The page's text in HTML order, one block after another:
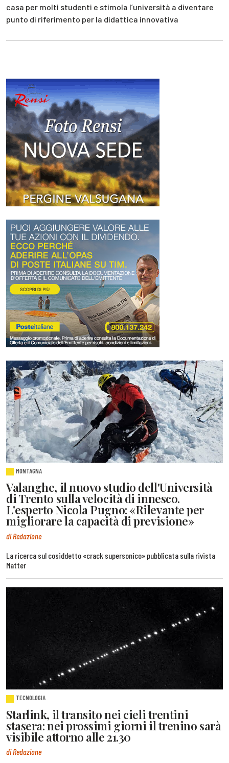
casa per molti studenti e stimola l’università a diventare
punto di riferimento per la didattica innovativa
MONTAGNA
Valanghe, il nuovo studio dell'Università
di Trento sulla velocità di innesco.
L'esperto Nicola Pugno: «Rilevante per
migliorare la capacità di previsione»
di Redazione
La ricerca sul cosiddetto «crack supersonico» pubblicata sulla rivista
Matter
TECNOLOGIA
Starlink, il transito nei cieli trentini
stasera: nei prossimi giorni il trenino sarà
visibile attorno alle 21.30
di Redazione